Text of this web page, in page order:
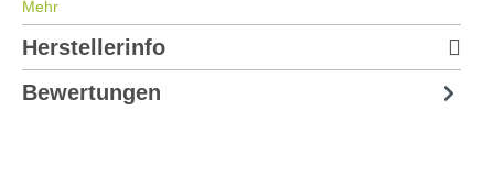
Mehr
Herstellerinfo
Bewertungen